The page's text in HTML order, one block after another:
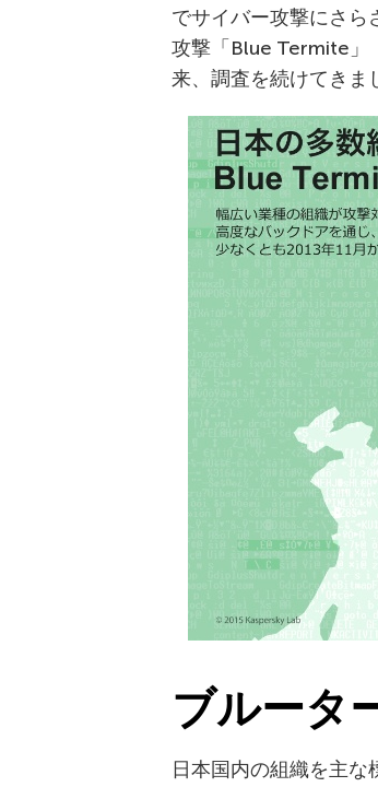
でサイバー攻撃にさら
攻撃「Blue Termite」
来、調査を続けてきま
ブルータ
日本国内の組織を主